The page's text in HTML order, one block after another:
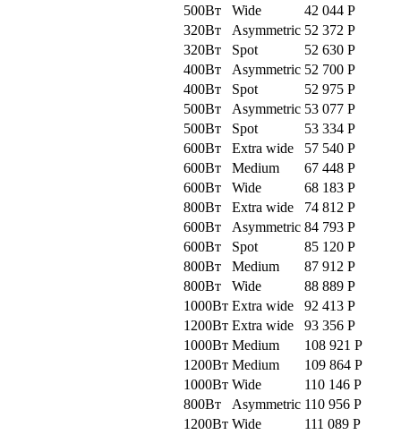
500Вт
Wide 42 044 Р
320Вт
Asymmetric 52 372 Р
320Вт
Spot 52 630 Р
400Вт
Asymmetric 52 700 Р
400Вт
Spot 52 975 Р
500Вт
Asymmetric 53 077 Р
500Вт
Spot 53 334 Р
600Вт
Extra wide 57 540 Р
600Вт
Medium 67 448 Р
600Вт
Wide 68 183 Р
800Вт
Extra wide 74 812 Р
600Вт
Asymmetric 84 793 Р
600Вт
Spot 85 120 Р
800Вт
Medium 87 912 Р
800Вт
Wide 88 889 Р
1000Вт Extra wide 92 413 Р
1200Вт Extra wide 93 356 Р
1000Вт Medium 108 921 Р
1200Вт Medium 109 864 Р
1000Вт Wide 110 146 Р
800Вт
Asymmetric 110 956 Р
1200Вт Wide 111 089 Р